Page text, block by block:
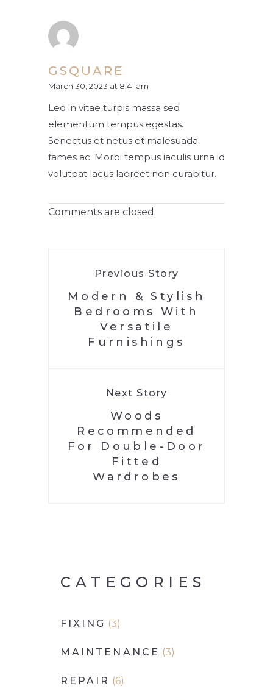
GSQUARE
March 30, 2023 at 8:41 am
Leo in vitae turpis massa sed
elementum tempus egestas.
Senectus et netus et malesuada
fames ac. Morbi tempus iaculis urna id
volutpat lacus laoreet non curabitur.
Comments are closed.
Previous Story
Modern & Stylish
Bedrooms With
Versatile
Furnishings
Next Story
Woods
Recommended
For Double-Door
Fitted
Wardrobes
CATEGORIES
FIXING (3)
MAINTENANCE (3)
REPAIR (6)